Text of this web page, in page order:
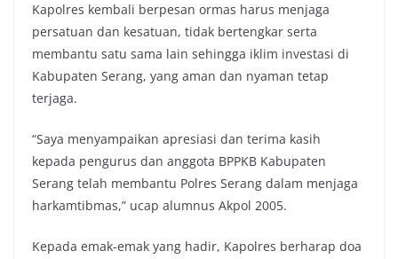
Kapolres kembali berpesan ormas harus menjaga
persatuan dan kesatuan, tidak bertengkar serta
membantu satu sama lain sehingga iklim investasi di
Kabupaten Serang, yang aman dan nyaman tetap
terjaga.
“Saya menyampaikan apresiasi dan terima kasih
kepada pengurus dan anggota BPPKB Kabupaten
Serang telah membantu Polres Serang dalam menjaga
harkamtibmas,” ucap alumnus Akpol 2005.
Kepada emak-emak yang hadir, Kapolres berharap doa